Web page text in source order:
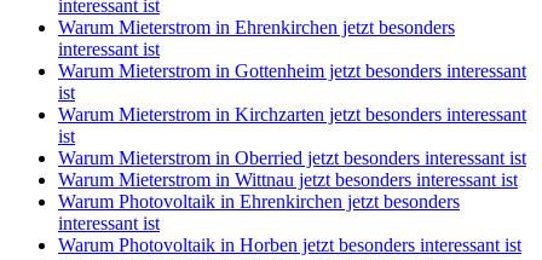
interessant ist
Warum Mieterstrom in Ehrenkirchen jetzt besonders
interessant ist
Warum Mieterstrom in Gottenheim jetzt besonders interessant
ist
Warum Mieterstrom in Kirchzarten jetzt besonders interessant
ist
Warum Mieterstrom in Oberried jetzt besonders interessant ist
Warum Mieterstrom in Wittnau jetzt besonders interessant ist
Warum Photovoltaik in Ehrenkirchen jetzt besonders
interessant ist
Warum Photovoltaik in Horben jetzt besonders interessant ist